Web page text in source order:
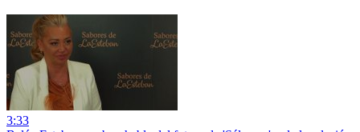
3:33